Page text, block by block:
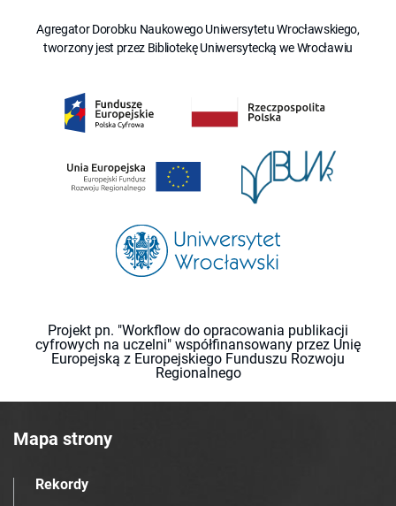
Agregator Dorobku Naukowego Uniwersytetu Wrocławskiego,
tworzony jest przez Bibliotekę Uniwersytecką we Wrocławiu
Projekt pn. "Workflow do opracowania publikacji
cyfrowych na uczelni" współfinansowany przez Unię
Europejską z Europejskiego Funduszu Rozwoju
Regionalnego
Mapa strony
Rekordy